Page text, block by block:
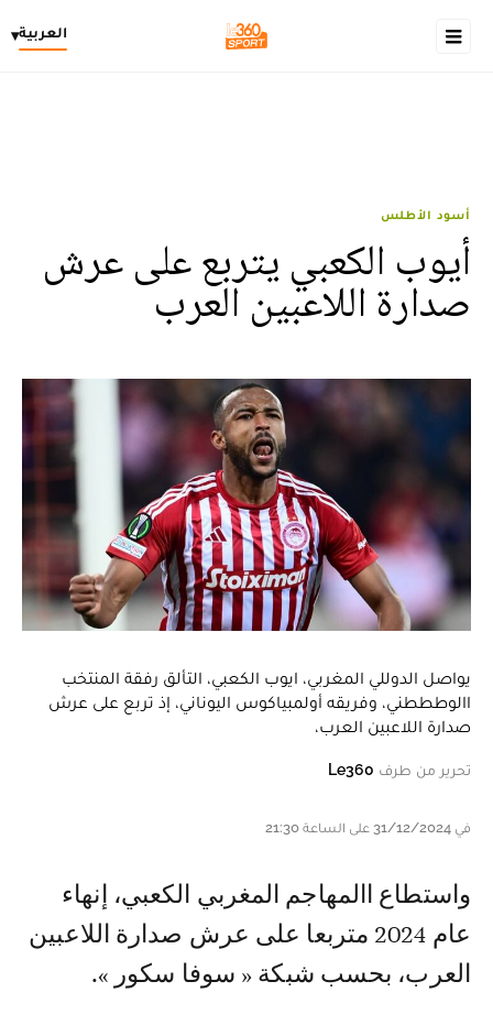
العربية▾
أسود الأطلس
أيوب الكعبي يتربع على عرش
صدارة اللاعبين العرب
يواصل الدوللي المغربي، ايوب الكعبي، التألق رفقة المنتخب
االوطططني، وفريقه أولمبياكوس اليوناني، إذ تربع على عرش
صدارة اللاعبين العرب،
تحرير من طرف Le360
في 31/12/2024 على الساعة 21:30
واستطاع االمهاجم المغربي الكعبي، إنهاء
عام 2024 متربعا على عرش صدارة اللاعبين
العرب، بحسب شبكة « سوفا سكور ».